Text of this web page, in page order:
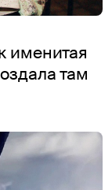
именитая
там